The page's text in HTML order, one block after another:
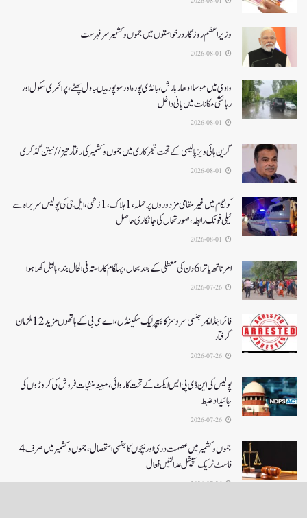
وزیر اعظم روزگار درخواستوں میں جموں و کشمیر سرفہرست
وادی میں موسلادھار بارش،بانڈی پورہ اور سوپور میںبادل پھٹے، پرائمری سکول اور
رہائشی مکانات میں پانی داخل
گرین ہائی ویز پالیسی کے تحت شجرکاری میں جموں و کشمیر کی رفتار تیز// نیتن گڈکری
کولگام میں غیر مقامی مزدوروں پر حملہ،1ہلاک،1زخمی،ایل جی کی پولیس سربراہ سے
ٹیلی فونک رابطہ، صورتحال کی جانکاری حاصل
امرناتھ یاترا 6دن کی معطلی کے بعد بحال،پہلگام کا راستہ فی الحال بند، بالتل کھلا ہوا
فائر اینڈ ایمرجنسی سروسز کا پیپر لیک سکینڈل،اے سی بی کے ہاتھوں مزید 12 ملزمان
گرفتار
پولیس کی این ڈی پی ایس ایکٹ کے تحت کاروائی، مبینہ منشیات فروش کی کروڑوں کی
جائیداد ضبط
جموں و کشمیر میں عصمت دری اور بچوں کا جنسی استحصال،جموں و کشمیر میں صرف 4
فاسٹ ٹریک سپیشل عدالتیں فعال
2026-07-26